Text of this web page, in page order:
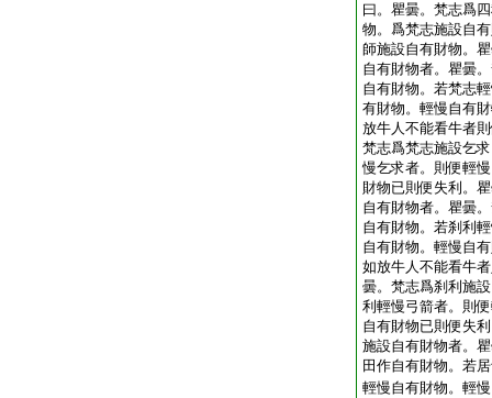
曰。瞿曇。梵志爲
物。爲梵志施設自
師施設自有財物。
自有財物者。瞿曇
自有財物。若梵志
有財物。輕慢自有
放牛人不能看牛者
梵志爲梵志施設乞
慢乞求者。則便輕
財物已則便失利。
自有財物者。瞿曇
自有財物。若刹利
自有財物。輕慢自
如放牛人不能看牛
曇。梵志爲刹利施
利輕慢弓箭者。則
自有財物已則便失
施設自有財物者。
田作自有財物。若
輕慢自有財物。輕